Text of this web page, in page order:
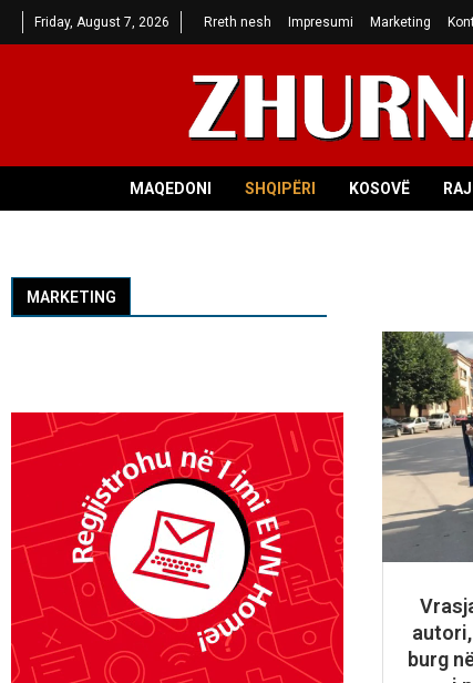
Friday, August 7, 2026 Rreth nesh Impresumi Marketing
MAQEDONI SHQIPËRI KOSOVË
burg
MARKETING